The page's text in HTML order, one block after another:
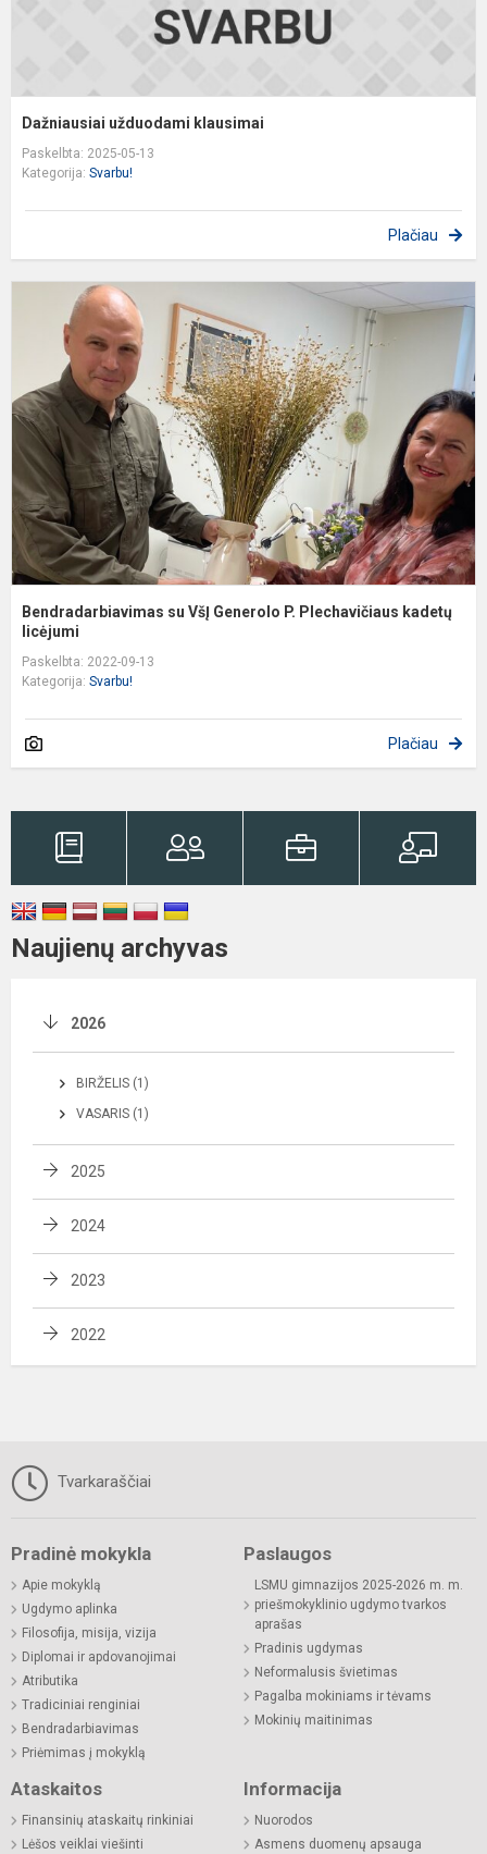
Dažniausiai užduodami klausimai
Paskelbta: 2025-05-13
Kategorija: Svarbu!
Plačiau
Bendradarbiavimas su VšĮ Generolo P. Plechavičiaus kadetų
licėjumi
Paskelbta: 2022-09-13
Kategorija: Svarbu!
Plačiau
Naujienų archyvas
2026
BIRŽELIS (1)
VASARIS (1)
2025
2024
2023
2022
Tvarkaraščiai
Pradinė mokykla
Apie mokyklą
Ugdymo aplinka
Filosofija, misija, vizija
Diplomai ir apdovanojimai
Atributika
Tradiciniai renginiai
Bendradarbiavimas
Priėmimas į mokyklą
Paslaugos
LSMU gimnazijos 2025-2026 m. m.
priešmokyklinio ugdymo tvarkos
aprašas
Pradinis ugdymas
Neformalusis švietimas
Pagalba mokiniams ir tėvams
Mokinių maitinimas
Ataskaitos
Finansinių ataskaitų rinkiniai
Lėšos veiklai viešinti
Informacija
Nuorodos
Asmens duomenų apsauga